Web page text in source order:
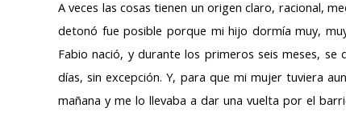
A veces las cosas tienen un origen claro, racional,
detonó fue posible porque mi hijo dormía muy,
Fabio nació, y durante los primeros seis meses,
días, sin excepción. Y, para que mi mujer tuviera
mañana y me lo llevaba a dar una vuelta por el